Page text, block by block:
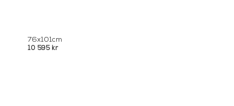
76x101cm
10 595 kr